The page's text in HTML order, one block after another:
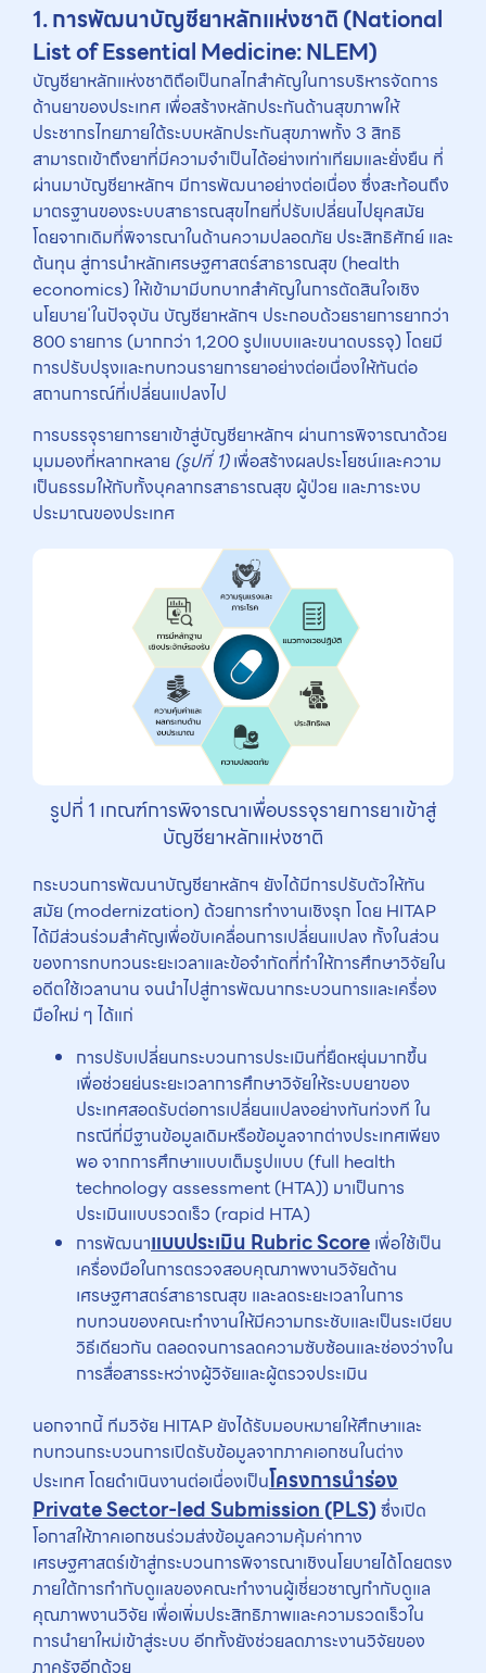
1. การพัฒนาบัญชียาหลักแห่งชาติ (National
List of Essential Medicine: NLEM)
บัญชียาหลักแห่งชาติถือเป็นกลไกสำคัญในการบริหารจัดการ
ด้านยาของประเทศ เพื่อสร้างหลักประกันด้านสุขภาพให้
ประชากรไทยภายใต้ระบบหลักประกันสุขภาพทั้ง 3 สิทธิ
สามารถเข้าถึงยาที่มีความจำเป็นได้อย่างเท่าเทียมและยั่งยืน ที่
ผ่านมาบัญชียาหลักฯ มีการพัฒนาอย่างต่อเนื่อง ซึ่งสะท้อนถึง
มาตรฐานของระบบสาธารณสุขไทยที่ปรับเปลี่ยนไปยุคสมัย
โดยจากเดิมที่พิจารณาในด้านความปลอดภัย ประสิทธิศักย์ และ
ต้นทุน สู่การนำหลักเศรษฐศาสตร์สาธารณสุข (health
economics) ให้เข้ามามีบทบาทสำคัญในการตัดสินใจเชิง
นโยบาย ่ในปัจจุบัน บัญชียาหลักฯ ประกอบด้วยรายการยากว่า
800 รายการ (มากกว่า 1,200 รูปแบบและขนาดบรรจุ) โดยมี
การปรับปรุงและทบทวนรายการยาอย่างต่อเนื่องให้ทันต่อ
สถานการณ์ที่เปลี่ยนแปลงไป
การบรรจุรายการยาเข้าสู่บัญชียาหลักฯ ผ่านการพิจารณาด้วย
มุมมองที่หลากหลาย (รูปที่ 1)เพื่อสร้างผลประโยชน์และความ
เป็นธรรมให้กับทั้งบุคลากรสาธารณสุข ผู้ป่วย และภาระงบ
ประมาณของประเทศ
รูปที่ 1 เกณฑ์การพิจารณาเพื่อบรรจุรายการยาเข้าสู่
บัญชียาหลักแห่งชาติ
กระบวนการพัฒนาบัญชียาหลักฯ ยังได้มีการปรับตัวให้ทัน
สมัย (modernization) ด้วยการทำงานเชิงรุก โดย HITAP
ได้มีส่วนร่วมสำคัญเพื่อขับเคลื่อนการเปลี่ยนแปลง ทั้งในส่วน
ของการทบทวนระยะเวลาและข้อจำกัดที่ทำให้การศึกษาวิจัยใน
อดีตใช้เวลานาน จนนำไปสู่การพัฒนากระบวนการและเครื่อง
มือใหม่ ๆ ได้แก่
การปรับเปลี่ยนกระบวนการประเมินที่ยืดหยุ่นมากขึ้น
เพื่อช่วยย่นระยะเวลาการศึกษาวิจัยให้ระบบยาของ
ประเทศสอดรับต่อการเปลี่ยนแปลงอย่างทันท่วงที ใน
กรณีที่มีฐานข้อมูลเดิมหรือข้อมูลจากต่างประเทศเพียง
พอ จากการศึกษาแบบเต็มรูปแบบ (full health
technology assessment (HTA)) มาเป็นการ
ประเมินแบบรวดเร็ว (rapid HTA)
การพัฒนาแบบประเมิน Rubric Score เพื่อใช้เป็น
เครื่องมือในการตรวจสอบคุณภาพงานวิจัยด้าน
เศรษฐศาสตร์สาธารณสุข และลดระยะเวลาในการ
ทบทวนของคณะทำงานให้มีความกระชับและเป็นระเบียบ
วิธีเดียวกัน ตลอดจนการลดความซับซ้อนและช่องว่างใน
การสื่อสารระหว่างผู้วิจัยและผู้ตรวจประเมิน
นอกจากนี้ ทีมวิจัย HITAP ยังได้รับมอบหมายให้ศึกษาและ
ทบทวนกระบวนการเปิดรับข้อมูลจากภาคเอกชนในต่าง
ประเทศ โดยดำเนินงานต่อเนื่องเป็นโครงการนำร่อง
Private Sector-led Submission (PLS)ซึ่งเปิด
โอกาสให้ภาคเอกชนร่วมส่งข้อมูลความคุ้มค่าทาง
เศรษฐศาสตร์เข้าสู่กระบวนการพิจารณาเชิงนโยบายได้โดยตรง
ภายใต้การกำกับดูแลของคณะทำงานผู้เชี่ยวชาญกำกับดูแล
คุณภาพงานวิจัย เพื่อเพิ่มประสิทธิภาพและความรวดเร็วใน
การนำยาใหม่เข้าสู่ระบบ อีกทั้งยังช่วยลดภาระงานวิจัยของ
ภาครัฐอีกด้วย